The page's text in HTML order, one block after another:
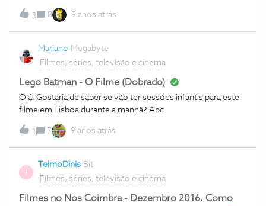
3 8 9 anos atrás
Mariano Megabyte
Filmes, séries, televisão e cinema
Lego Batman - O Filme (Dobrado)
Olá, Gostaria de saber se vão ter sessões infantis para este
filme em Lisboa durante a manhã? Abc
1 7 9 anos atrás
T
TelmoDinis Bit
Filmes, séries, televisão e cinema
Filmes no Nos Coimbra - Dezembro 2016. Como